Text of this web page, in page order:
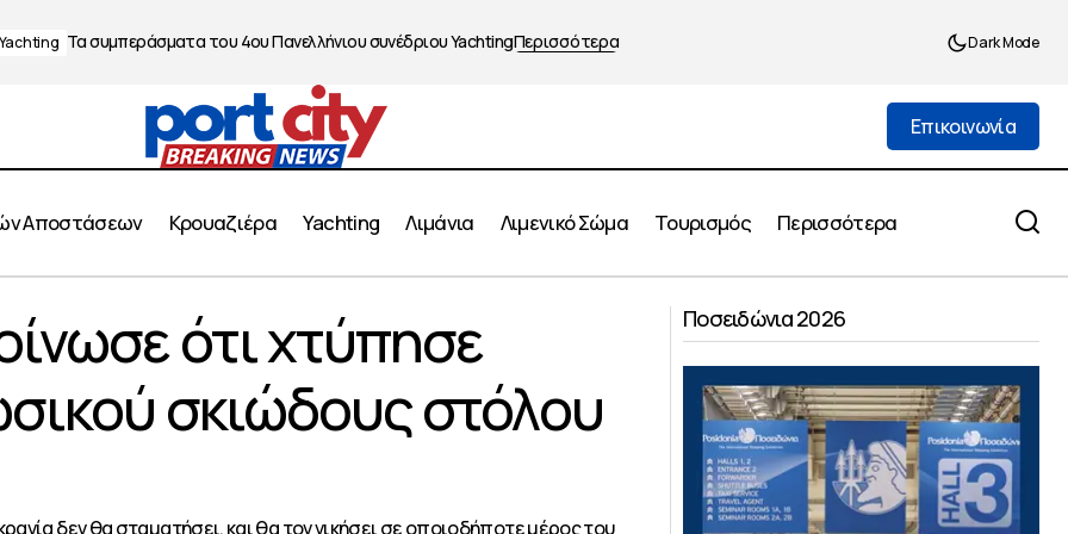
Yachting Τα συμπεράσματα του 4ου Πανελλήνιου συνέδριου YachtingΠερισσότερα Dark Mode
Επικοινωνία
Αποστάσεων Κρουαζιέρα Yachting Λιμάνια Λιμενικό Σώμα Τουρισμός Περισσότερα
Μεσόγειο
σε χριστουγεννιάτικες εκδηλώσεις της
πόλης
ότι χτύπησε
σκιώδους στόλου
δεν θα σταματήσει, και θα τον νικήσει σε οποιοδήποτε μέρος του
Ποσειδώνια 2026